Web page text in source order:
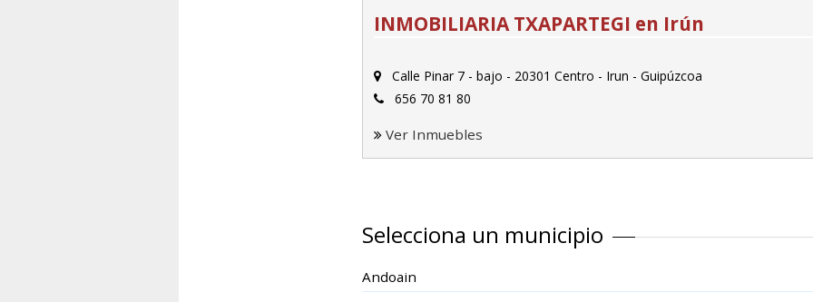
INMOBILIARIA TXAPARTEGI en Irún
Calle Pinar 7 - bajo - 20301 Centro - Irun - Guipúzcoa
656 70 81 80
Ver Inmuebles
Selecciona un municipio
Andoain